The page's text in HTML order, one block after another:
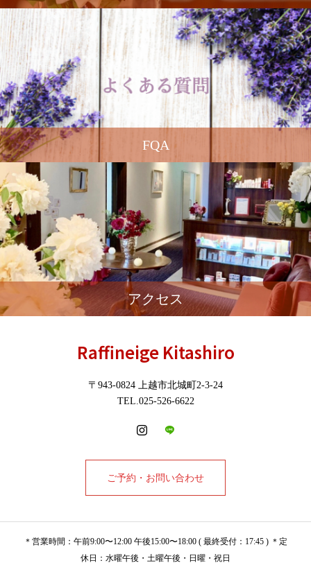
FQA
アクセス
Raffineige Kitashiro
〒943-0824 上越市北城町2-3-24
TEL.025-526-6622
ご予約・お問い合わせ
＊営業時間：午前9:00〜12:00 午後15:00〜18:00 ( 最終受付：17:45 ) ＊定
休日：水曜午後・土曜午後・日曜・祝日